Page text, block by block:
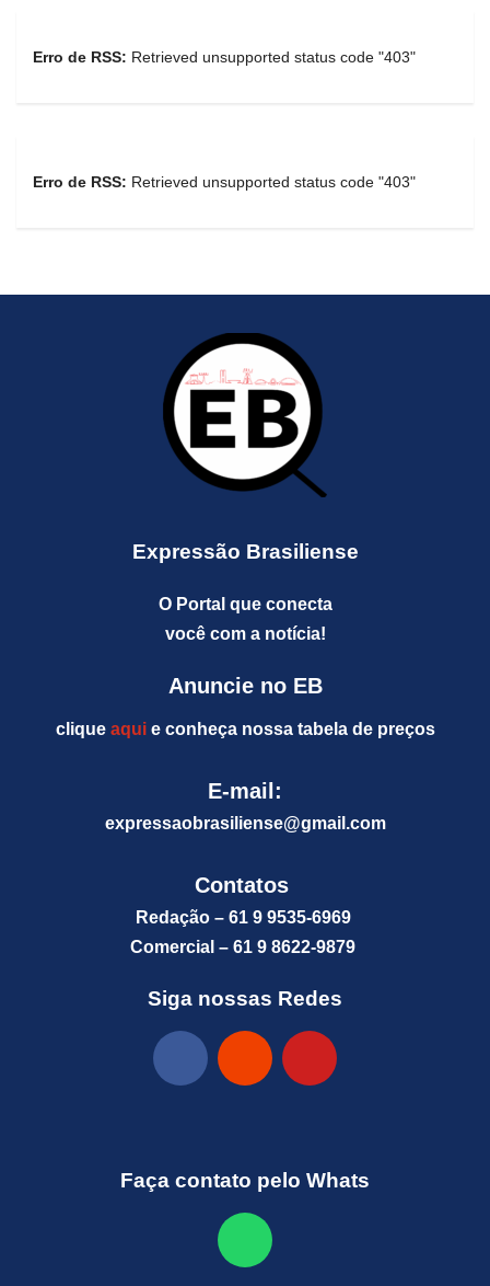
Erro de RSS: Retrieved unsupported status code "403"
Erro de RSS: Retrieved unsupported status code "403"
Expressão Brasiliense
O Portal que conecta
você com a notícia!
Anuncie no EB
clique aquie conheça nossa tabela de preços
E-mail:
expressaobrasiliense@gmail.com
Contatos
Redação – 61 9 9535-6969
Comercial – 61 9 8622-9879
Siga nossas Redes
Faça contato pelo Whats